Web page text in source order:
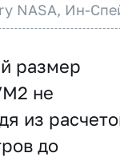
NASA, Ин-
размер
не
из
до